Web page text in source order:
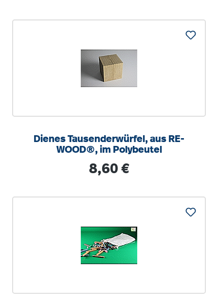
Dienes Tausenderwürfel, aus RE-
WOOD®, im Polybeutel
Regulärer Preis:
8,60 €